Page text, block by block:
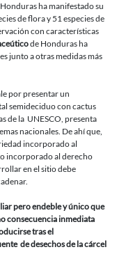
ha manifestado su
de flora y 51 especies de
con características
de Honduras ha
junto a otras medidas más
por presentar un
semideciduo con cactus
de la UNESCO, presenta
nacionales. De ahí que,
incorporado al
incorporado al derecho
en el sitio debe
pero endeble y único que
consecuencia inmediata
tras el
de desechos de la cárcel